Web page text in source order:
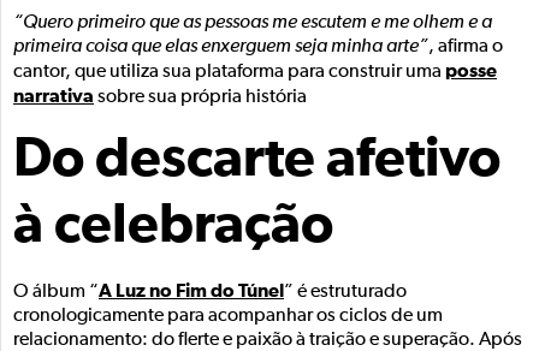
“Quero primeiro que as pessoas me escutem e me olhem e a
primeira coisa que elas enxerguem seja minha arte”, afirma o
cantor, que utiliza sua plataforma para construir uma posse
narrativa sobre sua própria história
Do descarte afetivo
à celebração
O álbum “A Luz no Fim do Túnel ” é estruturado
cronologicamente para acompanhar os ciclos de um
relacionamento: do flerte e paixão à traição e superação. Após